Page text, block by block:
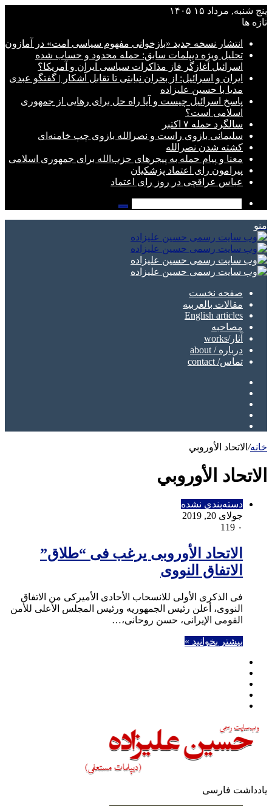
پنج شنبه, مرداد ۱۵ ۱۴۰۵
تازه ها
انتشار نسخه جدید «بازخوانی مفهوم سیاسی امت» در آمازون
تحلیل ویژه دیپلمات سابق: حمله محدود و حساب شده
اسرائیل آغازگر فاز مذاکرات سیاسی ایران و آمریکا؟
ایران و اسرائیل: از بحران نیابتی تا تقابل آشکار | گفتگو عبدی
مدیا با حسین علیزاده
پاسخ اسرائیل چیست و آیا راه حل برای رهایی از جمهوری
اسلامی است؟
سالگرد حمله ۷ اکتبر
سلیمانی بازوی راست و نصرالله بازوی چپ خامنه‌ای
کشته شدن نصرالله
معنا و پیام حمله به پیجرهای حزب‌الله برای جمهوری اسلامی
پیرامون رای اعتماد پزشکیان
عباس عراقچی در روز رای اعتماد
جستجو
برای
منو
صفحه نخست
مقالات بالعربیه
English articles
مصاحبه
آثار/works
درباره / about
تماس/ contact
خانه/ الاتحاد الأوروبي
الاتحاد الأوروبي
دسته‌بندی نشده
جولای 20, 2019
۰
الاتحاد الأوروبی یرغب فی “طلاق”
الاتفاق النووی
فی الذکرى الأولى للانسحاب الأحادی الأمیرکی من الاتفاق
النووی، أعلن رئیس الجمهوریه ورئیس المجلس الأعلى للأمن
القومی الإیرانی، حسن روحانی،…
بیشتر بخوانید »
یادداشت فارسی